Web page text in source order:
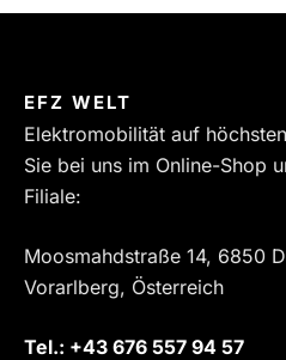
EFZ WELT
Elektromobilität auf
Sie bei uns im Online-Shop
Filiale:
Moosmahdstraße 14, 6850
Vorarlberg, Österreich
Tel.: ‎+43 676 557 94 57